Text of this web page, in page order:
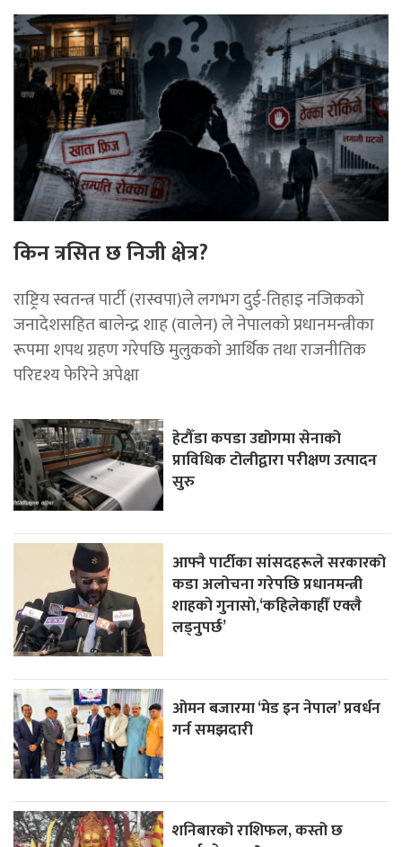
किन त्रसित छ निजी क्षेत्र?
राष्ट्रिय स्वतन्त्र पार्टी (रास्वपा)ले लगभग दुई-तिहाइ नजिकको
जनादेशसहित बालेन्द्र शाह (वालेन) ले नेपालको प्रधानमन्त्रीका
रूपमा शपथ ग्रहण गरेपछि मुलुकको आर्थिक तथा राजनीतिक
परिदृश्य फेरिने अपेक्षा
हेटौँडा कपडा उद्योगमा सेनाको
प्राविधिक टोलीद्वारा परीक्षण उत्पादन
सुरु
आफ्नै पार्टीका सांसदहरूले सरकारको
कडा अलोचना गरेपछि प्रधानमन्त्री
शाहकाे गुनासाे,‘कहिलेकाहीँ एक्लै
लड्नुपर्छ’
ओमन बजारमा ‘मेड इन नेपाल’ प्रवर्धन
गर्न समझदारी
शनिबारको राशिफल, कस्तो छ